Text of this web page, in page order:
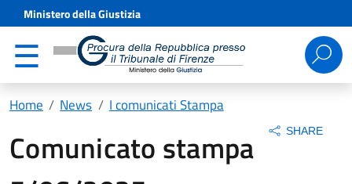
Ministero della Giustizia
Ricerca
per:
Home News I comunicati Stampa
Comunicato stampa
SHARE